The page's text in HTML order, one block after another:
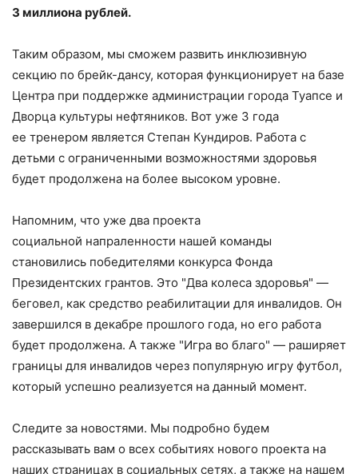
3 миллиона рублей.
Таким образом, мы сможем развить инклюзивную
секцию по брейк-дансу, которая функционирует на базе
Центра при поддержке администрации города Туапсе и
Дворца культуры нефтяников. Вот уже 3 года
ее тренером является Степан Кундиров. Работа с
детьми с ограниченными возможностями здоровья
будет продолжена на более высоком уровне.
Напомним, что уже два проекта
социальной напраленности нашей команды
становились победителями конкурса Фонда
Президентских грантов. Это "Два колеса здоровья" —
беговел, как средство реабилитации для инвалидов. Он
завершился в декабре прошлого года, но его работа
будет продолжена. А также "Игра во благо" — раширяет
границы для инвалидов через популярную игру футбол,
который успешно реализуется на данный момент.
Следите за новостями. Мы подробно будем
рассказывать вам о всех событиях нового проекта на
наших страницах в социальных сетях, а также на нашем